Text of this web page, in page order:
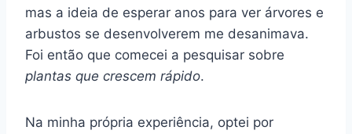
mas a ideia de esperar anos para ver árvores e
arbustos se desenvolverem me desanimava.
Foi então que comecei a pesquisar sobre
plantas que crescem rápido.
Na minha própria experiência, optei por